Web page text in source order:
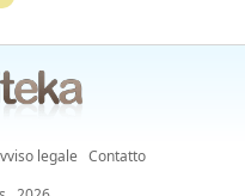
legale Contatto